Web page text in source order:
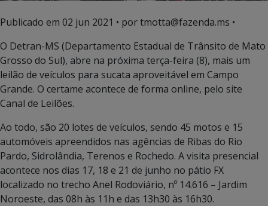
Publicado em 02 jun 2021 • por tmotta@fazenda.ms •
O Detran-MS (Departamento Estadual de Trânsito de Mato
Grosso do Sul), abre na próxima terça-feira (8), mais um
leilão de veículos para sucata aproveitável em Campo
Grande. O certame acontece de forma online, pelo site
Canal de Leilões.
Ao todo, são 20 lotes de veículos, sendo 45 motos e 15
automóveis apreendidos nas agências de Ribas do Rio
Pardo, Sidrolândia, Terenos e Rochedo. A visita presencial
acontece nos dias 17, 18 e 21 de junho no pátio FX
localizado no trecho Anel Rodoviário, nº 14.616 – Jardim
Noroeste, das 08h às 11h e das 13h30 às 16h30.